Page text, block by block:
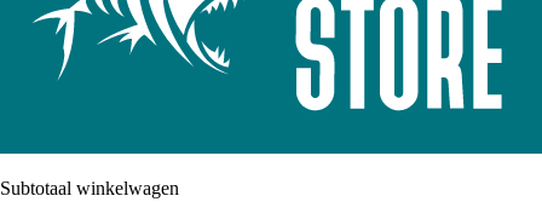
Subtotaal winkelwagen